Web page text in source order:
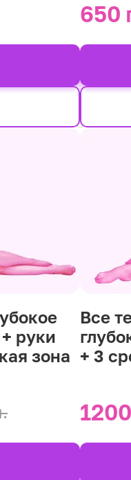
650
руки
зона
Все
+ 3